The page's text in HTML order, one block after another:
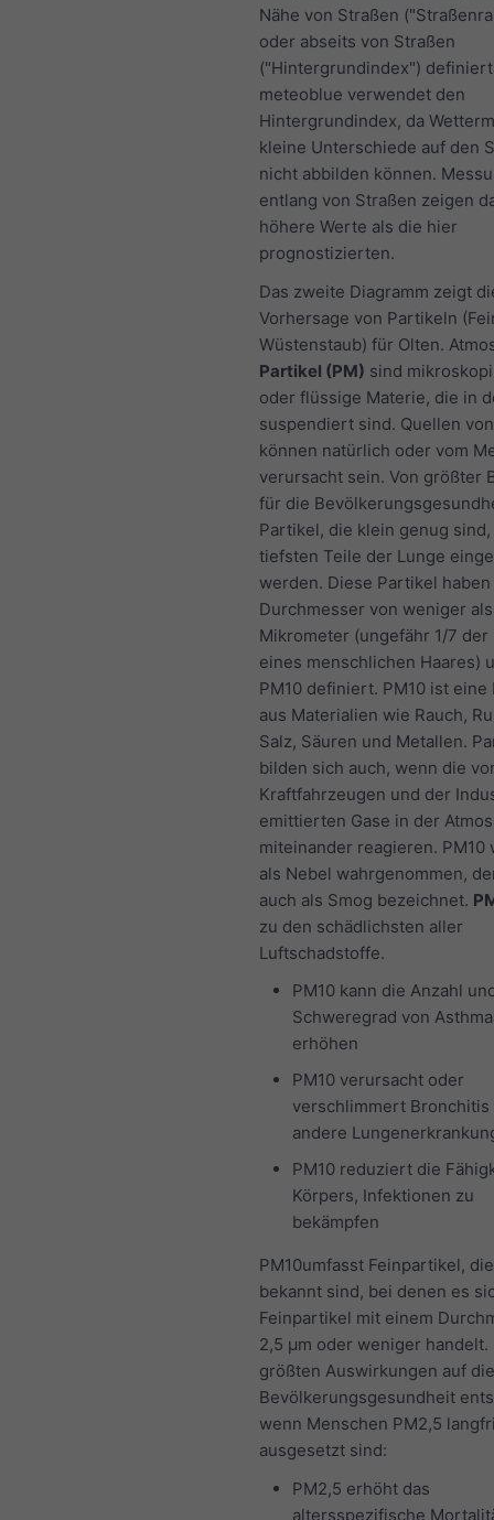
Nähe von Straßen
oder abseits von Straßen
("Hintergrundindex")
meteoblue verwendet den
Hintergrundindex, da
kleine Unterschiede auf den
nicht abbilden können.
entlang von Straßen zeigen
höhere Werte als die hier
prognostizierten.
Das zweite Diagramm zeigt
Vorhersage von Partikeln
Wüstenstaub) für Olten.
Partikel (PM) sind
oder flüssige Materie, die in
suspendiert sind. Quellen
können natürlich oder vom
verursacht sein. Von größter
für die
Partikel, die klein genug
tiefsten Teile der Lunge
werden. Diese Partikel
Durchmesser von weniger
Mikrometer (ungefähr 1/7 der
eines menschlichen Haares)
PM10 definiert. PM10 ist eine
aus Materialien wie Rauch,
Salz, Säuren und Metallen.
bilden sich auch, wenn die
Kraftfahrzeugen und der
emittierten Gase in der
miteinander reagieren. PM10
als Nebel wahrgenommen,
auch als Smog bezeichnet.
zu den schädlichsten aller
Luftschadstoffe.
PM10 kann die Anzahl
Schweregrad von
erhöhen
PM10 verursacht oder
verschlimmert Bronchitis
andere
PM10 reduziert die
Körpers, Infektionen zu
bekämpfen
PM10umfasst Feinpartikel,
bekannt sind, bei denen es
Feinpartikel mit einem
2,5 μm oder weniger handelt.
größten Auswirkungen auf die
Bevölkerungsgesundheit
wenn Menschen PM2,5
ausgesetzt sind:
PM2,5 erhöht das
altersspezifische